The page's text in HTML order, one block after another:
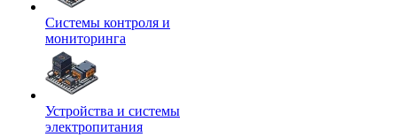
Системы контроля и
мониторинга
Устройства и системы
электропитания